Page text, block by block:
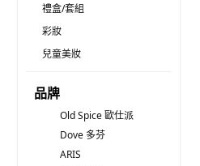
禮盒/套組
彩妝
兒童美妝
品牌
Old Spice 歐仕派
Dove 多芬
ARIS